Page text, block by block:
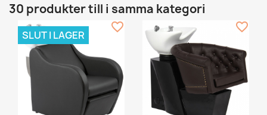
30 produkter till i samma kategori
SLUT I LAGER
favorite_border favorite_border